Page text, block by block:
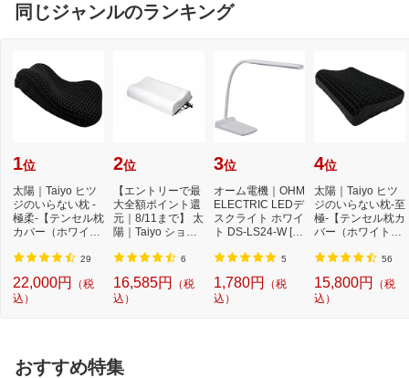
同じジャンルのランキング
1位
太陽｜Taiyo ヒツ
ジのいらない枕 -
極柔-【テンセル枕
カバー（ホワイ
29
22,000円
（税
込）
2位
【エントリーで最
大全額ポイント還
元｜8/11まで】 太
陽｜Taiyo ショー
6
16,585円
（税
込）
3位
オーム電機｜OHM
ELECTRIC LEDデ
スクライト ホワイ
ト DS-LS24-W [L
24...
5
1,780円
（税
込）
4位
太陽｜Taiyo ヒツ
ジのいらない枕-至
極-【テンセル枕カ
バー（ホワイト）
56
15,800円
（税
込）
おすすめ特集